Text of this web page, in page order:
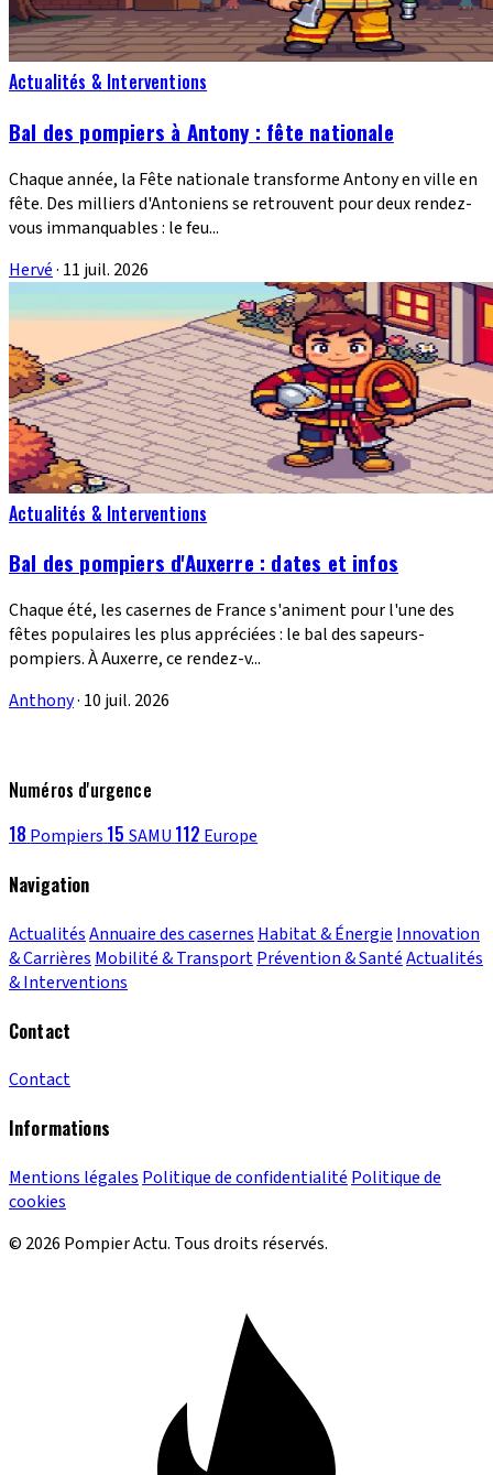
Actualités & Interventions
Bal des pompiers à Antony : fête nationale
Chaque année, la Fête nationale transforme Antony en ville en
fête. Des milliers d'Antoniens se retrouvent pour deux rendez-
vous immanquables : le feu...
Hervé· 11 juil. 2026
Actualités & Interventions
Bal des pompiers d'Auxerre : dates et infos
Chaque été, les casernes de France s'animent pour l'une des
fêtes populaires les plus appréciées : le bal des sapeurs-
pompiers. À Auxerre, ce rendez-v...
Anthony· 10 juil. 2026
Numéros d'urgence
18 Pompiers 15 SAMU 112 Europe
Navigation
ActualitésAnnuaire des casernes Habitat & Énergie Innovation
& Carrières Mobilité & TransportPrévention & SantéActualités
& Interventions
Contact
Contact
Informations
Mentions légales Politique de confidentialité Politique de
cookies
© 2026 Pompier Actu. Tous droits réservés.